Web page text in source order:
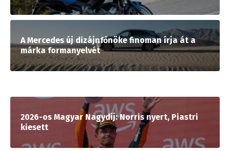
A Mercedes új dizájnfőnöke finoman írja át a
márka formanyelvét
2026-os Magyar Nagydíj: Norris nyert, Piastri
kiesett